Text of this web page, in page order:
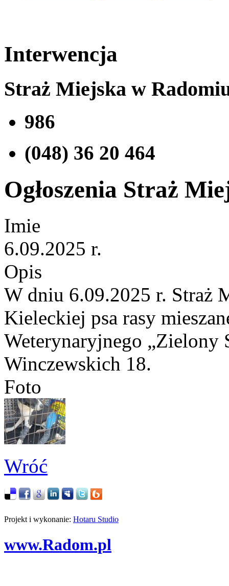
Interwencja
Straż Miejska w
986
(048) 36 20 464
Ogłoszenia Straż
Imie
6.09.2025 r.
Opis
W dniu 6.09.2025 r. Straż
Kieleckiej psa rasy
Weterynaryjnego
Winczewskich 18.
Foto
Wróć
Projekt i wykonanie: Hotaru Studio
www.Radom.pl